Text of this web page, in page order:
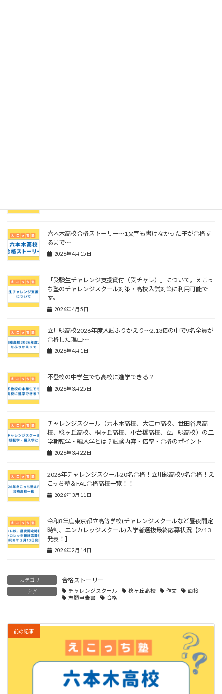
六本木高校合格ストーリー～1文字も書けなかった子が合格す
るまで～
2026年4月15日
「受験生チャレンジ支援貸付（受チャレ）」について。えこっ
ち塾のチャレンジスクール対策・高校入試対策に利用可能で
す。
2026年4月5日
立川緑高校2026年度入試ふりかえり～2.13倍の中で9名全員が
合格した理由～
2026年4月1日
不登校の中学生でも高校に進学できる？
2026年3月25日
チャレンジスクール（六本木高校、大江戸高校、世田谷泉高
校、稔ヶ丘高校、桐ヶ丘高校、小台橋高校、立川緑高校）の二
学期転学・編入学とは？試験内容・倍率・合格のポイント
2026年3月22日
2026年チャレンジスクール20名合格！立川緑高校9名合格！え
こっち塾＆FAL合格高校一覧！！
2026年3月11日
令和8年度東京都立高等学校(チャレンジスクールなど昼夜間定
時制、エンカレッジスクール)入学者選抜最終応募状況【2/13
発表！】
2026年2月14日
カテゴリー 合格ストーリー
タグ チャレンジスクール 稔ヶ丘高校 作文
面接
志願申告書
合格
前の記事